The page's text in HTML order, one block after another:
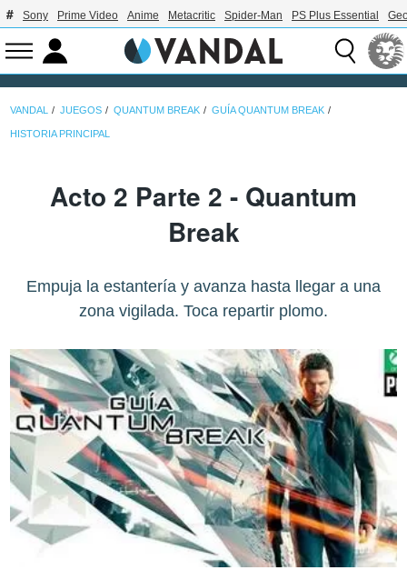
Sony Prime Video Anime Metacritic Spider-Man PS Plus Essential
VANDAL JUEGOS QUANTUM BREAK GUÍA QUANTUM BREAK
HISTORIA PRINCIPAL
Acto 2 Parte 2 - Quantum
Break
Empuja la estantería y avanza hasta llegar a una
zona vigilada. Toca repartir plomo.